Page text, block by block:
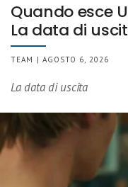
Quando esce
La data di
TEAM | AGOSTO 6, 2026
La data di uscita